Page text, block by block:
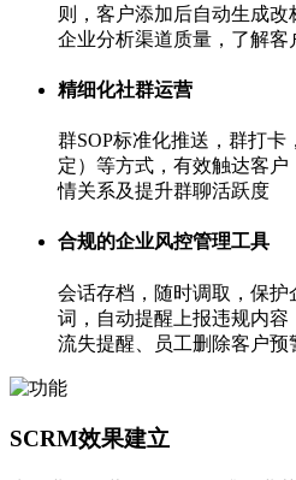
则，客户添加后自动生成
企业分析渠道质量，了解客
精细化社群运营
群SOP标准化推送，群打卡
定）等方式，有效触达客
情关系及提升群聊活跃度
合规的企业风控管理工具
会话存档，随时调取，保
词，自动提醒上报违规内
流失提醒、员工删除客户预
SCRM效果建立